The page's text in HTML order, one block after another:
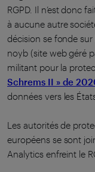
RGPD. Il n’est donc
à aucune autre
décision se fonde
noyb (site web géré
militant pour la
Schrems II » de
données vers les
Les autorités de
européens se sont
Analytics enfreint le